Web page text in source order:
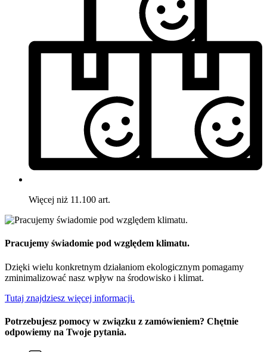
Więcej niż 11.100 art.
Pracujemy świadomie pod względem klimatu.
Dzięki wielu konkretnym działaniom ekologicznym pomagamy
zminimalizować nasz wpływ na środowisko i klimat.
Tutaj znajdziesz więcej informacji.
Potrzebujesz pomocy w związku z zamówieniem? Chętnie
odpowiemy na Twoje pytania.